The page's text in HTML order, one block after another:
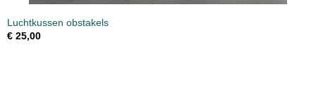
Luchtkussen obstakels
€ 25,00